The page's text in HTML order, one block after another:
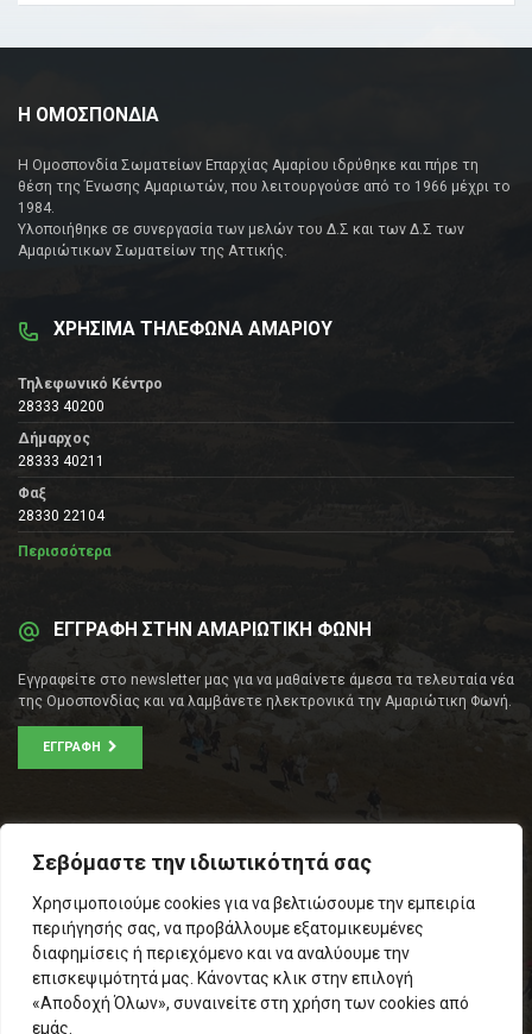
Σεβόμαστε την ιδιωτικότητά σας
Χρησιμοποιούμε cookies για να βελτιώσουμε την εμπειρία
περιήγησής σας, να προβάλλουμε εξατομικευμένες
διαφημίσεις ή περιεχόμενο και να αναλύουμε την
επισκεψιμότητά μας. Κάνοντας κλικ στην επιλογή
«Αποδοχή Όλων», συναινείτε στη χρήση των cookies από
εμάς.
Η ΟΜΟΣΠΟΝΔΙΑ
Η Ομοσπονδία Σωματείων Επαρχίας Αμαρίου ιδρύθηκε και πήρε τη
θέση της Ένωσης Αμαριωτών, που λειτουργούσε από το 1966 μέχρι το
1984.
Υλοποιήθηκε σε συνεργασία των μελών του Δ.Σ και των Δ.Σ των
Αμαριώτικων Σωματείων της Αττικής.
ΧΡΗΣΙΜΑ ΤΗΛΕΦΩΝΑ ΑΜΑΡΙΟΥ
Τηλεφωνικό Κέντρο
28333 40200
Δήμαρχος
28333 40211
Φαξ
28330 22104
Περισσότερα
ΕΓΓΡΑΦΗ ΣΤΗΝ ΑΜΑΡΙΩΤΙΚΗ ΦΩΝΗ
Εγγραφείτε στο newsletter μας για να μαθαίνετε άμεσα τα τελευταία νέα
της Ομοσπονδίας και να λαμβάνετε ηλεκτρονικά την Αμαριώτικη Φωνή.
ΕΓΓΡΑΦΉ
Τ.Κ.: 105 53
Τηλ. – Fax: 210 33 14 346
Τηλ. Προέδρου: 6971566783
Email:info@omospamari.gr